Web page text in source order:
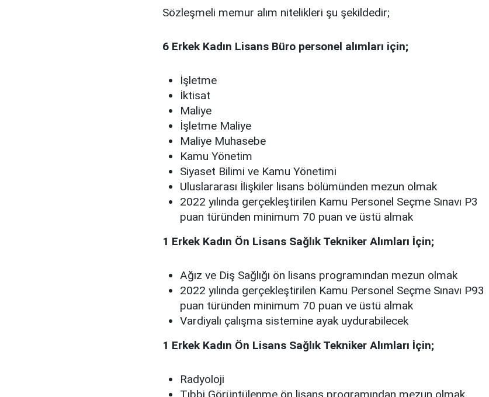
Sözleşmeli memur alım nitelikleri şu şekildedir;
6 Erkek Kadın Lisans Büro personel alımları için;
İşletme
İktisat
Maliye
İşletme Maliye
Maliye Muhasebe
Kamu Yönetim
Siyaset Bilimi ve Kamu Yönetimi
Uluslararası İlişkiler lisans bölümünden mezun olmak
2022 yılında gerçekleştirilen Kamu Personel Seçme Sınavı P3
puan türünden minimum 70 puan ve üstü almak
1 Erkek Kadın Ön Lisans Sağlık Tekniker Alımları İçin;
Ağız ve Diş Sağlığı ön lisans programından mezun olmak
2022 yılında gerçekleştirilen Kamu Personel Seçme Sınavı P93
puan türünden minimum 70 puan ve üstü almak
Vardiyalı çalışma sistemine ayak uydurabilecek
1 Erkek Kadın Ön Lisans Sağlık Tekniker Alımları İçin;
Radyoloji